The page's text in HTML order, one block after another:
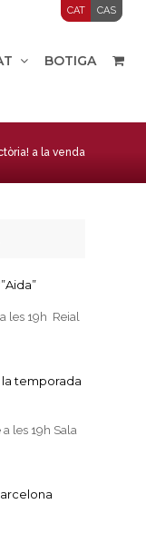
CAT CAS
BOTIGA
a la venda
les 19h Reial
la temporada
les 19h Sala